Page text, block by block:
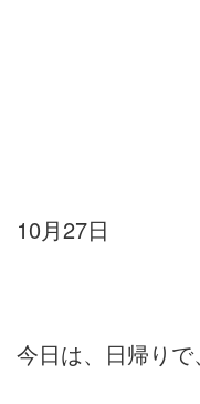
10月27日
今日は、日帰りで